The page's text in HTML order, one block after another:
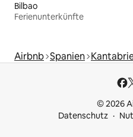
Bilbao
Ferienunterkünfte
Airbnb Spanien
© 2026
Datenschutz